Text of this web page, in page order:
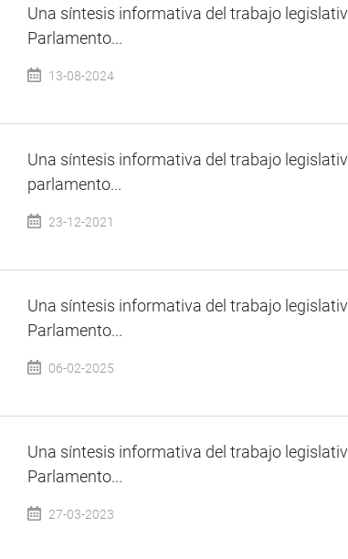
Una síntesis informativa del trabajo
Parlamento...
13-08-2024
Una síntesis informativa del trabajo
parlamento...
23-12-2021
Una síntesis informativa del trabajo
Parlamento...
06-02-2025
Una síntesis informativa del trabajo
Parlamento...
27-03-2023